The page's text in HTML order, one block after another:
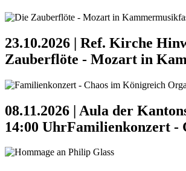
23.10.2026 | Ref. Kirche
Zauberflöte - Mozart in
08.11.2026 | Aula der
14:00 UhrFamilienkonzert -